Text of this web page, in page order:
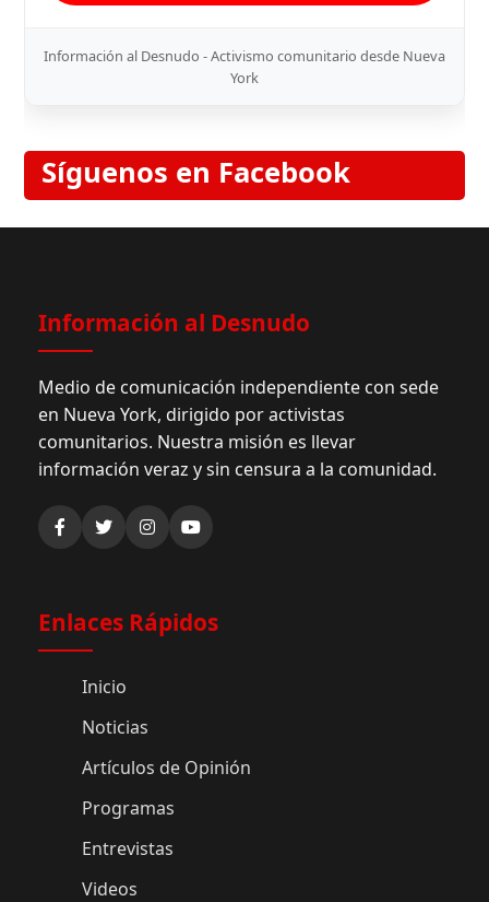
Información al Desnudo - Activismo comunitario desde Nueva
York
Síguenos en Facebook
Información al Desnudo
Medio de comunicación independiente con sede
en Nueva York, dirigido por activistas
comunitarios. Nuestra misión es llevar
información veraz y sin censura a la comunidad.
Enlaces Rápidos
Inicio
Noticias
Artículos de Opinión
Programas
Entrevistas
Videos